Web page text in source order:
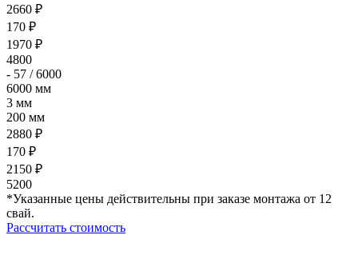
2660 ₽
170 ₽
1970 ₽
4800
- 57 / 6000
6000 мм
3 мм
200 мм
2880 ₽
170 ₽
2150 ₽
5200
*Указанные цены действительны при заказе монтажа от 12
свай.
Рассчитать стоимость